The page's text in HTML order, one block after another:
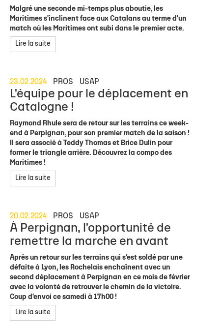
Malgré une seconde mi-temps plus aboutie, les
Maritimes s'inclinent face aux Catalans au terme d'un
match où les Maritimes ont subi dans le premier acte.
Lire la suite
23.02.2024 PROS USAP
L'équipe pour le déplacement en
Catalogne !
Raymond Rhule sera de retour sur les terrains ce week-
end à Perpignan, pour son premier match de la saison !
Il sera associé à Teddy Thomas et Brice Dulin pour
former le triangle arrière. Découvrez la compo des
Maritimes !
Lire la suite
20.02.2024 PROS USAP
À Perpignan, l'opportunité de
remettre la marche en avant
Après un retour sur les terrains qui s'est soldé par une
défaite à Lyon, les Rochelais enchaînent avec un
second déplacement à Perpignan en ce mois de février
avec la volonté de retrouver le chemin de la victoire.
Coup d'envoi ce samedi à 17h00 !
Lire la suite